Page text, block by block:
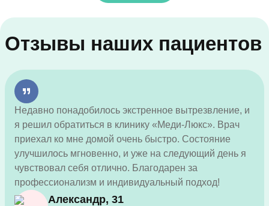
Отзывы наших пациентов
Недавно понадобилось экстренное вытрезвление, и
я решил обратиться в клинику «Меди-Люкс». Врач
приехал ко мне домой очень быстро. Состояние
улучшилось мгновенно, и уже на следующий день я
чувствовал себя отлично. Благодарен за
профессионализм и индивидуальный подход!
Александр, 31